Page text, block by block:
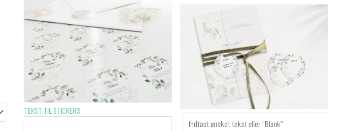
TEKST TIL STICKERS
STICKERS